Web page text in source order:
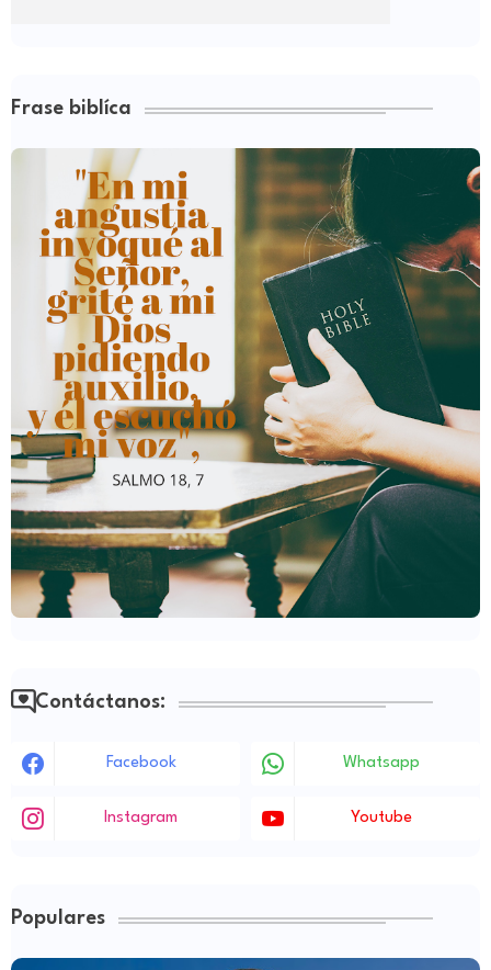
Frase biblíca
Contáctanos:
Facebook Whatsapp
Instagram Youtube
Populares